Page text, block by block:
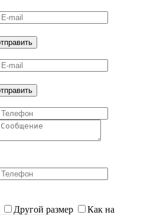
Другой размер
Как на